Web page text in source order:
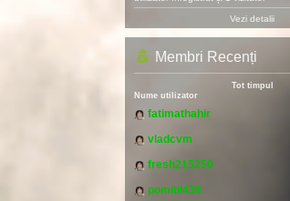
Vezi detalii
Membri Recenți
Tot timpul
Nume utilizator
fatimathahir
vladcvm
fresh215250
pomitil436